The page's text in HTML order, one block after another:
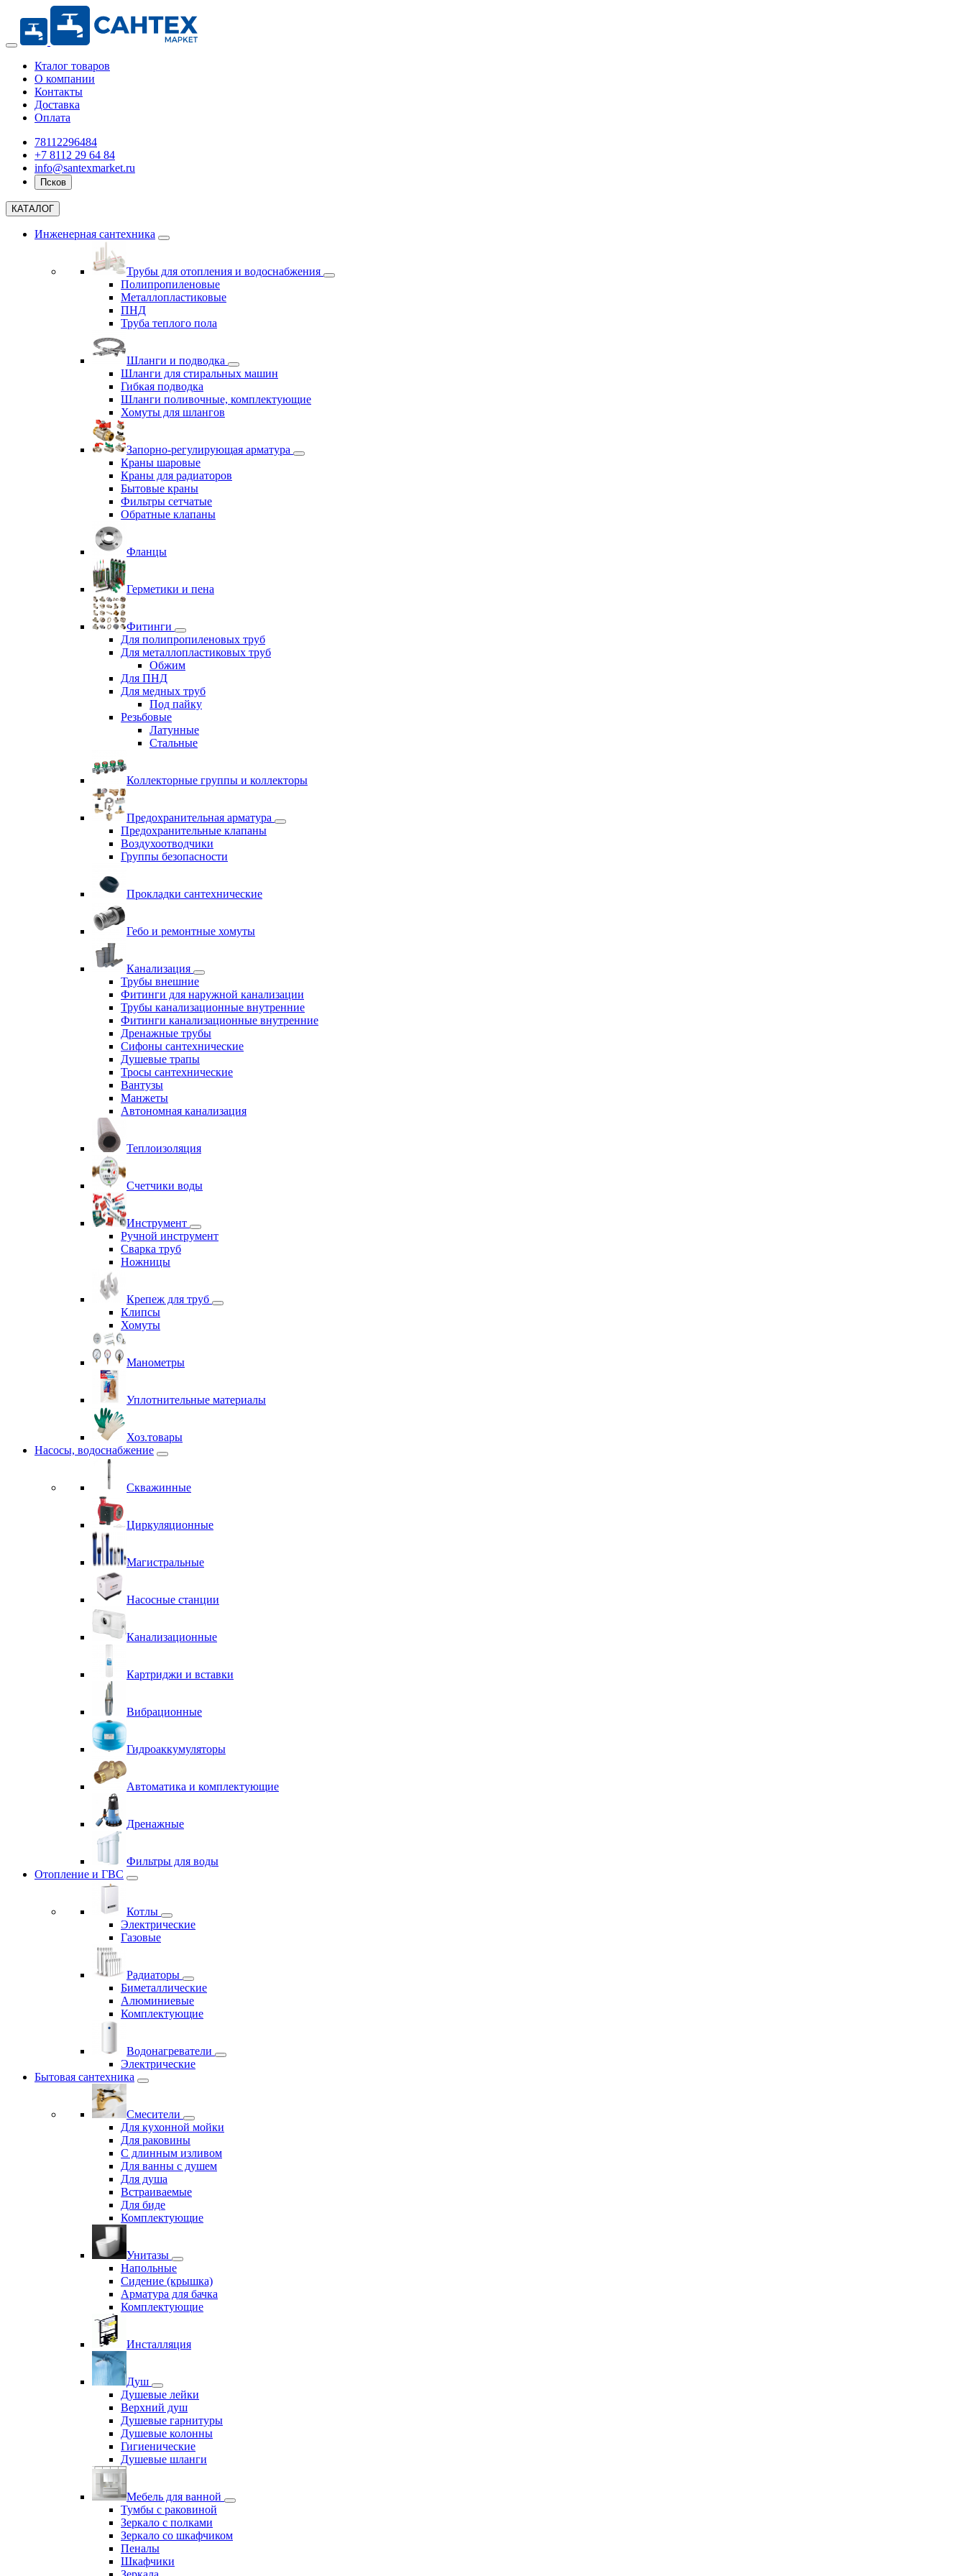
Кталог товаров
О компании
Контакты
Доставка
Оплата
78112296484
+7 8112 29 64 84
info@santexmarket.ru
Псков
КАТАЛОГ
Инженерная сантехника
Трубы для отопления и водоснабжения
Полипропиленовые
Металлопластиковые
ПНД
Труба теплого пола
Шланги и подводка
Шланги для стиральных машин
Гибкая подводка
Шланги поливочные, комплектующие
Хомуты для шлангов
Запорно-регулирующая арматура
Краны шаровые
Краны для радиаторов
Бытовые краны
Фильтры сетчатые
Обратные клапаны
Фланцы
Герметики и пена
Фитинги
Для полипропиленовых труб
Для металлопластиковых труб
Обжим
Для ПНД
Для медных труб
Под пайку
Резьбовые
Латунные
Cтальные
Коллекторные группы и коллекторы
Предохранительная арматура
Предохранительные клапаны
Воздухоотводчики
Группы безопасности
Прокладки сантехнические
Гебо и ремонтные хомуты
Канализация
Трубы внешние
Фитинги для наружной канализации
Трубы канализационные внутренние
Фитинги канализационные внутренние
Дренажные трубы
Сифоны сантехнические
Душевые трапы
Тросы сантехнические
Вантузы
Манжеты
Автономная канализация
Теплоизоляция
Счетчики воды
Инструмент
Ручной инструмент
Сварка труб
Ножницы
Крепеж для труб
Клипсы
Хомуты
Манометры
Уплотнительные материалы
Хоз.товары
Насосы, водоснабжение
Скважинные
Циркуляционные
Магистральные
Насосные станции
Канализационные
Картриджи и вставки
Вибрационные
Гидроаккумуляторы
Автоматика и комплектующие
Дренажные
Фильтры для воды
Отопление и ГВС
Котлы
Электрические
Газовые
Радиаторы
Биметаллические
Алюминиевые
Комплектующие
Водонагреватели
Электрические
Бытовая сантехника
Смесители
Для кухонной мойки
Для раковины
С длинным изливом
Для ванны с душем
Для душа
Встраиваемые
Для биде
Комплектующие
Унитазы
Напольные
Сидение (крышка)
Арматура для бачка
Комплектующие
Инсталляция
Душ
Душевые лейки
Верхний душ
Душевые гарнитуры
Душевые колонны
Гигиенические
Душевые шланги
Мебель для ванной
Тумбы с раковиной
Зеркало с полками
Зеркало со шкафчиком
Пеналы
Шкафчики